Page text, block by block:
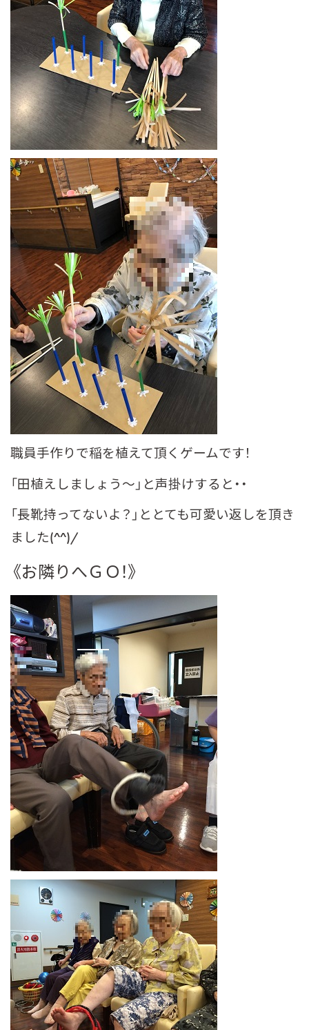
職員手作りで稲を植えて頂くゲームです！
「田植えしましょう～」と声掛けすると・・
「長靴持ってないよ？」ととても可愛い返しを頂き
ました(^^)/
《お隣りへＧＯ！》